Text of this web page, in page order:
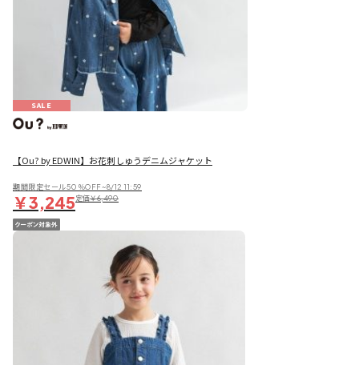
SALE
【Ou? by EDWIN】お花刺しゅうデニムジャケット
期間限定セール50％OFF~8/12 11:59
￥3,245定価￥6,490